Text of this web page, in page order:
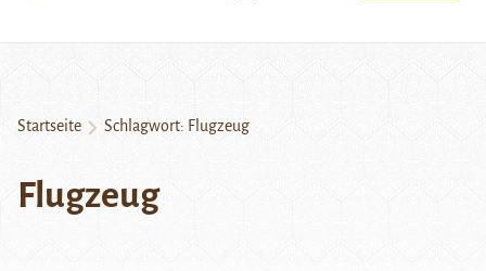
Startseite Schlagwort: Flugzeug
Flugzeug